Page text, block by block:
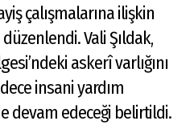
çalışmalarına ilişkin
Vali Şıldak,
askerî varlığını
insani yardım
devam edeceği belirtildi.